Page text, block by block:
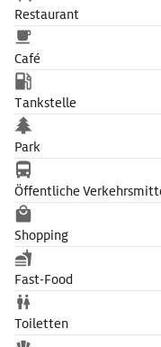
Restaurant
Café
Tankstelle
Park
Öffentliche
Shopping
Fast-Food
Toiletten